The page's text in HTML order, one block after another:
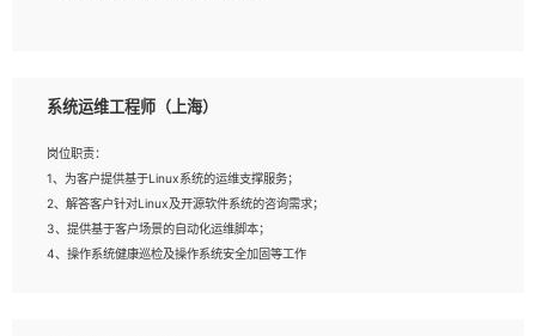
2、熟练使用After Effect、Photo Shop、熟练掌握视频剪辑和特效包装软件；
4、在剪辑上会思考，有一定编导思维；
5、踏实， 勤奋，愿意在工作中不断学习，提高自我；
6、能与同事友好相处。
系统运维工程师（上海）
岗位职责：
1、为客户提供基于Linux系统的运维支撑服务；
2、解答客户针对Linux及开源软件系统的咨询需求；
3、提供基于客户场景的自动化运维脚本；
4、操作系统健康巡检及操作系统安全加固等工作